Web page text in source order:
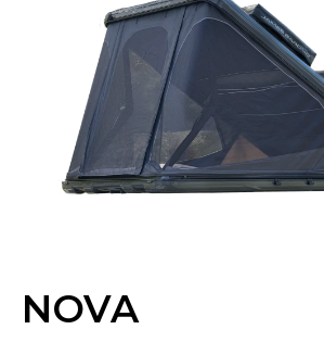
NOVA